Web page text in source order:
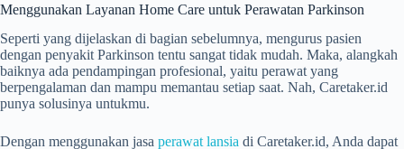
Menggunakan Layanan Home Care untuk Perawatan Parkinson
Seperti yang dijelaskan di bagian sebelumnya, mengurus pasien
dengan penyakit Parkinson tentu sangat tidak mudah. Maka, alangkah
baiknya ada pendampingan profesional, yaitu perawat yang
berpengalaman dan mampu memantau setiap saat. Nah, Caretaker.id
punya solusinya untukmu.
Dengan menggunakan jasa perawat lansia di Caretaker.id, Anda dapat